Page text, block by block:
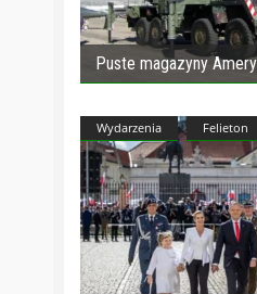
Puste magazyny Amery
Wydarzenia Felieton